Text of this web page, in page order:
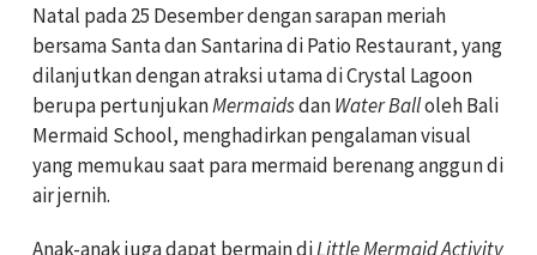
Natal pada 25 Desember dengan sarapan meriah
bersama Santa dan Santarina di Patio Restaurant, yang
dilanjutkan dengan atraksi utama di Crystal Lagoon
berupa pertunjukanMermaidsdanWater Balloleh Bali
Mermaid School, menghadirkan pengalaman visual
yang memukau saat para mermaid berenang anggun di
air jernih.
Anak-anak juga dapat bermain diLittle Mermaid Activity